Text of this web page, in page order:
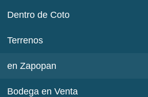
Dentro de Coto
Terrenos
en Zapopan
Bodega en Venta